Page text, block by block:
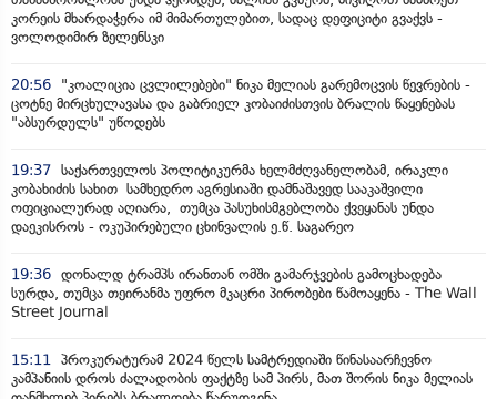
კორეის მხარდაჭერა იმ მიმართულებით, სადაც დეფიციტი გვაქვს -
ვოლოდიმირ ზელენსკი
20:56
"კოალიცია ცვლილებები" ნიკა მელიას გარემოცვის წევრების -
ცოტნე მირცხულავასა და გაბრიელ კობაიძისთვის ბრალის წაყენებას
"აბსურდულს" უწოდებს
19:37 საქართველოს პოლიტიკურმა ხელმძღვანელობამ, ირაკლი
კობახიძის სახით სამხედრო აგრესიაში დამნაშავედ სააკაშვილი
ოფიციალურად აღიარა, თუმცა პასუხისმგებლობა ქვეყანას უნდა
დაეკისროს - ოკუპირებული ცხინვალის ე.წ. საგარეო
19:36 დონალდ ტრამპს ირანთან ომში გამარჯვების გამოცხადება
სურდა, თუმცა თეირანმა უფრო მკაცრი პირობები წამოაყენა - The Wall
Street Journal
15:11 პროკურატურამ 2024 წელს სამტრედიაში წინასაარჩევნო
კამპანიის დროს ძალადობის ფაქტზე სამ პირს, მათ შორის ნიკა მელიას